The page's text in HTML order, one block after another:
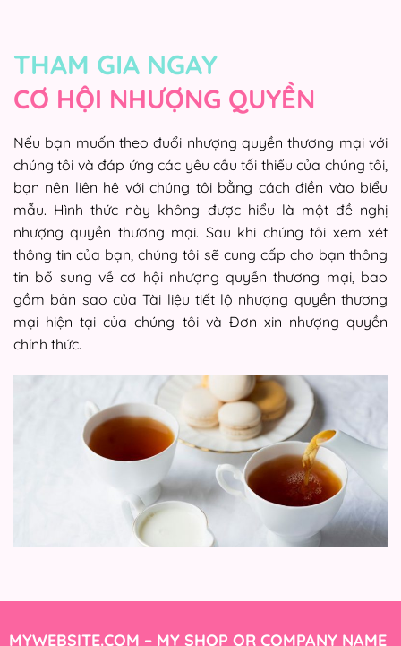
THAM GIA NGAY
CƠ HỘI NHƯỢNG QUYỀN
Nếu bạn muốn theo đuổi nhượng quyền thương mại với
chúng tôi và đáp ứng các yêu cầu tối thiểu của chúng tôi,
bạn nên liên hệ với chúng tôi bằng cách điền vào biểu
mẫu. Hình thức này không được hiểu là một đề nghị
nhượng quyền thương mại. Sau khi chúng tôi xem xét
thông tin của bạn, chúng tôi sẽ cung cấp cho bạn thông
tin bổ sung về cơ hội nhượng quyền thương mại, bao
gồm bản sao của Tài liệu tiết lộ nhượng quyền thương
mại hiện tại của chúng tôi và Đơn xin nhượng quyền
chính thức.
MYWEBSITE.COM – MY SHOP OR COMPANY NAME